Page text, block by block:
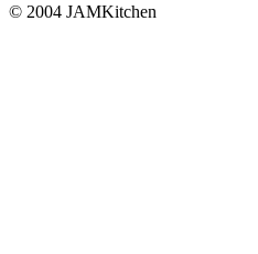
© 2004 JAMKitchen